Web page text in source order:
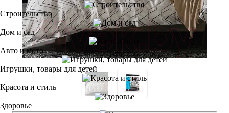
Строительство
Дом и сад
Авто и мото
Игрушки, товары для детей
Красота и стиль
Здоровье